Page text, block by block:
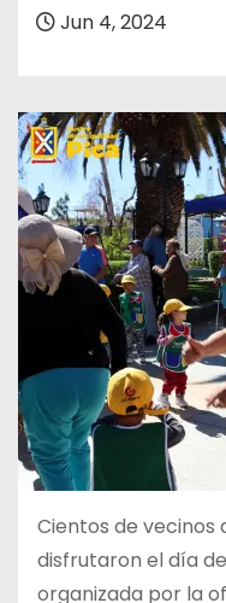
Jun 4, 2024
Cientos de vecinos
disfrutaron el día
organizada por la